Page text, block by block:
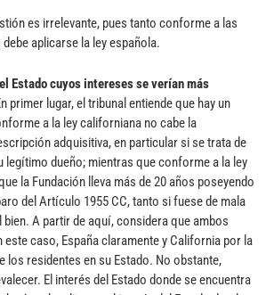
es irrelevante, pues tanto conforme a las
aplicarse la ley española.
Estado cuyos intereses se verían más
primer lugar, el tribunal entiende que hay un
a la ley californiana no cabe la
adquisitiva, en particular si se trata de
dueño; mientras que conforme a la ley
la Fundación lleva más de 20 años poseyendo
del Artículo 1955 CC, tanto si fuese de mala
A partir de aquí, considera que ambos
caso, España claramente y California por la
los residentes en su Estado. No obstante,
El interés del Estado donde se encuentra